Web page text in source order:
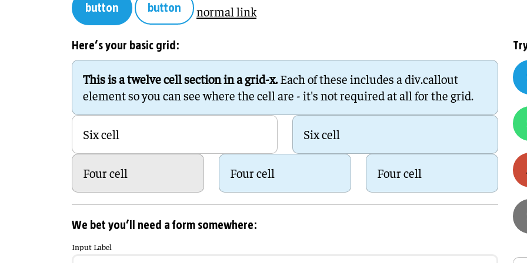
wonen
Financiële sector
button button normal link
Here’s your basic grid:
This is a twelve cell section in a grid-x.Each of these includes a div.callout
element so you can see where the cell are - it's not required at all for the grid.
Six cell Six cell
Four cell Four cell Four cell
We bet you’ll need a form somewhere:
Input Label